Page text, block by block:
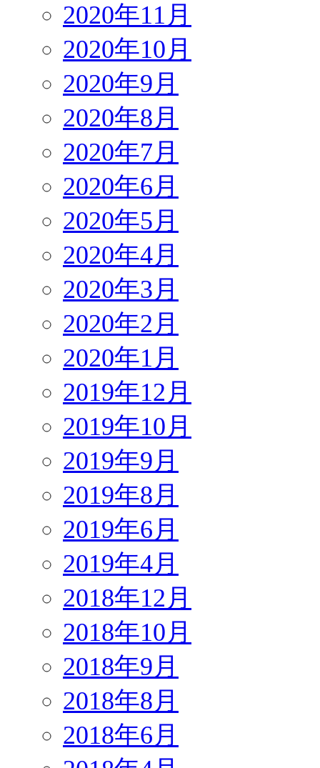
2020年11月
2020年10月
2020年9月
2020年8月
2020年7月
2020年6月
2020年5月
2020年4月
2020年3月
2020年2月
2020年1月
2019年12月
2019年10月
2019年9月
2019年8月
2019年6月
2019年4月
2018年12月
2018年10月
2018年9月
2018年8月
2018年6月